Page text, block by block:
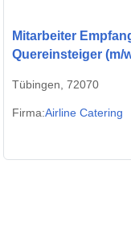
Mitarbeiter
Quereinsteiger (m/
Tübingen, 72070
Firma:Airline Catering